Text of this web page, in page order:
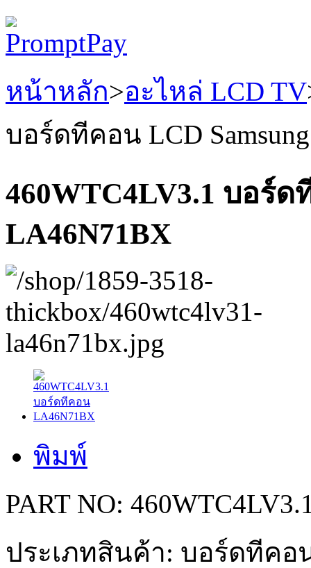
หน้าหลัก>อะไหล่ LCD TV
บอร์ดทีคอน LCD
460WTC4LV3.1 บอร์ด
LA46N71BX
พิมพ์
PART NO:
ประเภทสินค้า: บอร์ดทีคอน